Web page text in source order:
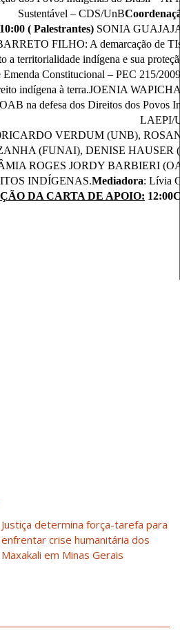
Sustentável – CDS/UnB
10:00 ( Palestrantes) SONIA
FILHO: A demarcação de
territorialidade indígena e sua
Emenda Constitucional – PEC 215/
indígena à terra.JOENIA
na defesa dos Direitos dos Povos
LAEPI/
RICARDO VERDUM (UNB),
(FUNAI), DENISE
ROGES JORDY BARBIERI
INDÍGENAS.Mediadora: Lívia
DA CARTA DE APOIO: 12:00
Justiça determina força-tarefa para
enfrentar crise humanitária dos
Maxakali em Minas Gerais